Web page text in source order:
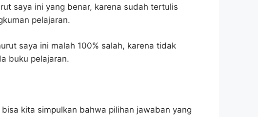
saya ini yang benar, karena sudah tertulis
pelajaran.
saya ini malah 100% salah, karena tidak
buku pelajaran.
kita simpulkan bahwa pilihan jawaban yang